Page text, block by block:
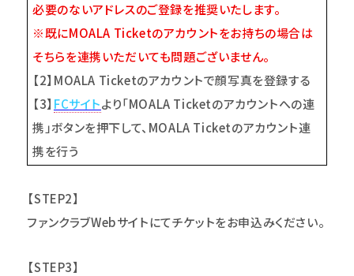
必要のないアドレスのご登録を推奨いたします。
※既にMOALA Ticketのアカウントをお持ちの場合は
そちらを連携いただいても問題ございません。
【2】MOALA Ticketのアカウントで顔写真を登録する
【3】 FCサイトより「MOALA Ticketのアカウントへの連
携」ボタンを押下して、MOALA Ticketのアカウント連
携を行う
【STEP2】
ファンクラブWebサイトにてチケットをお申込みください。
【STEP3】